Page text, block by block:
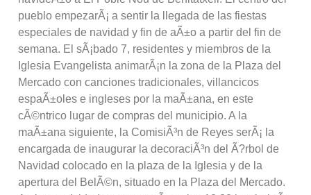
pueblo empezarÃ¡ a sentir la llegada de las fiestas
especiales de navidad y fin de aÃ±o a partir del fin de
semana. El sÃ¡bado 7, residentes y miembros de la
Iglesia Evangelista animarÃ¡n la zona de la Plaza del
Mercado con canciones tradicionales, villancicos
espaÃ±oles e ingleses por la maÃ±ana, en este
cÃ©ntrico lugar de compras del municipio. A la
maÃ±ana siguiente, la ComisiÃ³n de Reyes serÃ¡ la
encargada de inaugurar la decoraciÃ³n del Ã?rbol de
Navidad colocado en la plaza de la Iglesia y de la
apertura del BelÃ©n, situado en la Plaza del Mercado.